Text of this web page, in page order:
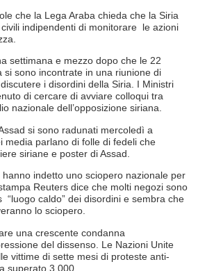
che la Lega Araba chieda che la Siria
indipendenti di monitorare le azioni
settimana e mezzo dopo che le 22
si sono incontrate in una riunione di
i disordini della Siria. I Ministri
di cercare di avviare colloqui tra
nazionale dell’opposizione siriana.
si sono radunati mercoledì a
media parlano di folle di fedeli che
siriane e poster di Assad.
hanno indetto uno sciopero nazionale per
Reuters dice che molti negozi sono
“luogo caldo” dei disordini e sembra che
lo sciopero.
una crescente condanna
del dissenso. Le Nazioni Unite
vittime di sette mesi di proteste anti-
superato 3.000.